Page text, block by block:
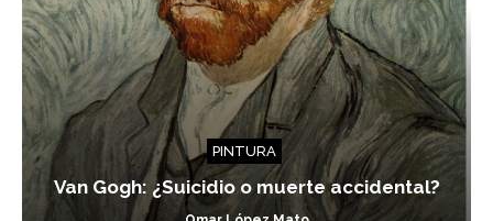
PINTURA
Van Gogh: ¿Suicidio o muerte accidental?